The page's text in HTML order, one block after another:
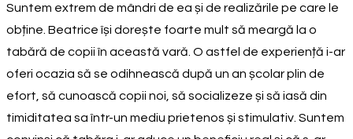
Suntem extrem de mândri de ea și de realizările pe care le
obține. Beatrice își dorește foarte mult să meargă la o
tabără de copii în această vară. O astfel de experiență i-ar
oferi ocazia să se odihnească după un an școlar plin de
efort, să cunoască copii noi, să socializeze și să iasă din
timiditatea sa într-un mediu prietenos și stimulativ. Suntem